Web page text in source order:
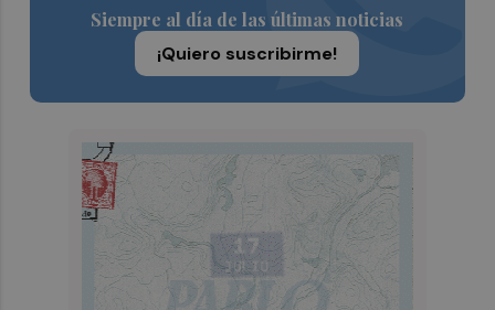
Siempre al día de las últimas noticias
¡Quiero suscribirme!